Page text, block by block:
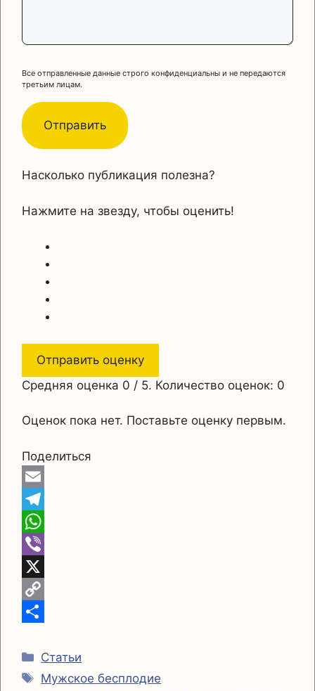
Все отправленные данные строго конфиденциальны и не передаются
третьим лицам.
Насколько публикация полезна?
Нажмите на звезду, чтобы оценить!
Отправить оценку
Средняя оценка 0 / 5. Количество оценок: 0
Оценок пока нет. Поставьте оценку первым.
Поделиться
E
m
a
T
e
e
g
a
m
W
h
a
A
p
V
b
r
X
C
p
y
т
п
Рубрики
Статьи
Метки
Мужское бесплодие